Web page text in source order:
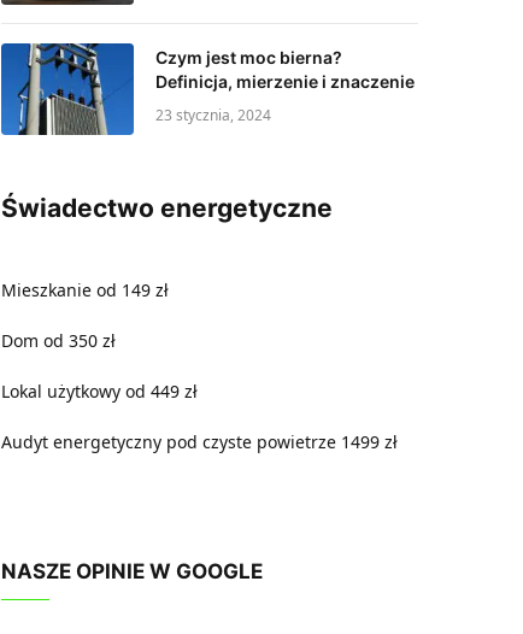
Czym jest moc bierna?
Definicja, mierzenie i znaczenie
23 stycznia, 2024
Świadectwo energetyczne
Mieszkanie od 149 zł
Dom od 350 zł
Lokal użytkowy od 449 zł
Audyt energetyczny pod czyste powietrze 1499 zł
NASZE OPINIE W GOOGLE